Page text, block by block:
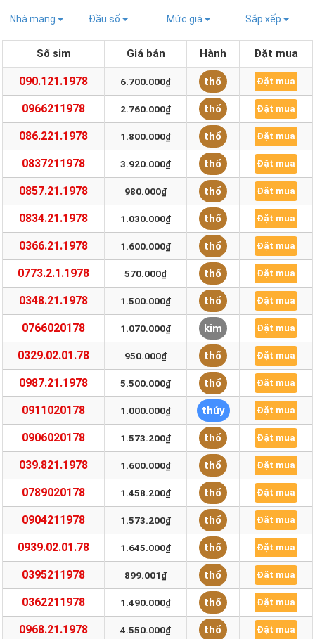
Nhà mạng Đầu số Mức giá Sắp xếp
Số sim Giá bán Hành Đặt mua
090.121.1978 6.700.000₫ thổ Đặt mua
0966211978 2.760.000₫ thổ Đặt mua
086.221.1978 1.800.000₫ thổ Đặt mua
0837211978 3.920.000₫ thổ Đặt mua
0857.21.1978 980.000₫ thổ Đặt mua
0834.21.1978 1.030.000₫ thổ Đặt mua
0366.21.1978 1.600.000₫ thổ Đặt mua
0773.2.1.1978 570.000₫ thổ Đặt mua
0348.21.1978 1.500.000₫ thổ Đặt mua
0766020178 1.070.000₫ kim Đặt mua
0329.02.01.78 950.000₫ thổ Đặt mua
0987.21.1978 5.500.000₫ thổ Đặt mua
0911020178 1.000.000₫ thủy Đặt mua
0906020178 1.573.200₫ thổ Đặt mua
039.821.1978 1.600.000₫ thổ Đặt mua
0789020178 1.458.200₫ thổ Đặt mua
0904211978 1.573.200₫ thổ Đặt mua
0939.02.01.78 1.645.000₫ thổ Đặt mua
0395211978 899.001₫ thổ Đặt mua
0362211978 1.490.000₫ thổ Đặt mua
0968.21.1978 4.550.000₫ thổ Đặt mua